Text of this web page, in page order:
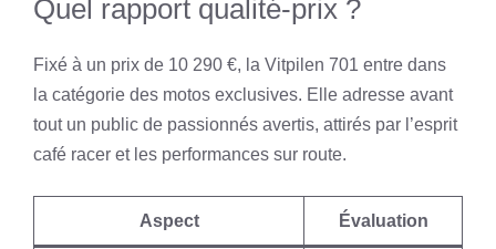
Quel rapport qualité-prix ?
Fixé à un prix de 10 290 €, la Vitpilen 701 entre dans
la catégorie des motos exclusives. Elle adresse avant
tout un public de passionnés avertis, attirés par l’esprit
café racer et les performances sur route.
Aspect Évaluation